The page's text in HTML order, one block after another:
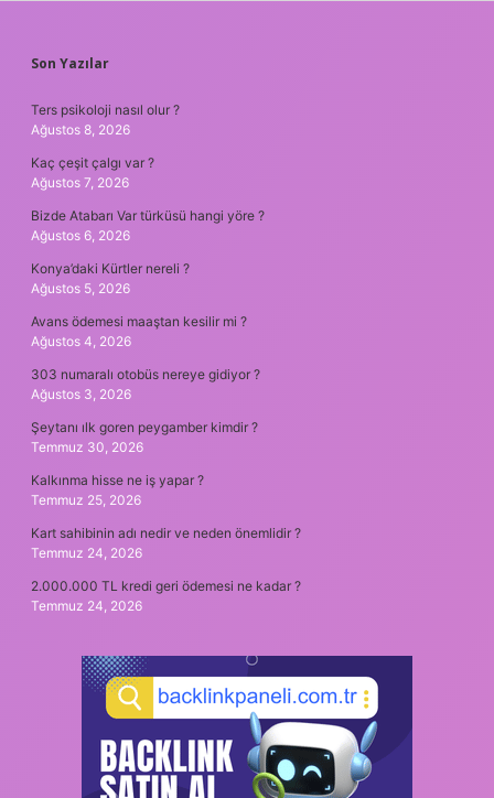
SIDEBAR
Son Yazılar
Ters psikoloji nasıl olur ?
Ağustos 8, 2026
Kaç çeşit çalgı var ?
Ağustos 7, 2026
Bizde Atabarı Var türküsü hangi yöre ?
Ağustos 6, 2026
Konya’daki Kürtler nereli ?
Ağustos 5, 2026
Avans ödemesi maaştan kesilir mi ?
Ağustos 4, 2026
303 numaralı otobüs nereye gidiyor ?
Ağustos 3, 2026
Şeytanı ılk goren peygamber kimdir ?
Temmuz 30, 2026
Kalkınma hisse ne iş yapar ?
Temmuz 25, 2026
Kart sahibinin adı nedir ve neden önemlidir ?
Temmuz 24, 2026
2.000.000 TL kredi geri ödemesi ne kadar ?
Temmuz 24, 2026